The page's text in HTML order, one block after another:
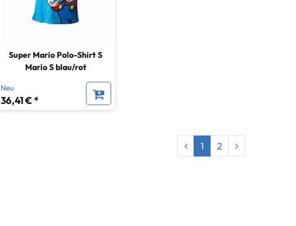
Super Mario Polo-Shirt S
Mario S blau/rot
Neu
36,41 € *
1 2